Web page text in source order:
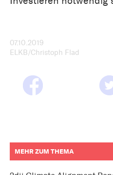
07.10.2019
ELKB/Christoph Flad
MEHR ZUM THEMA